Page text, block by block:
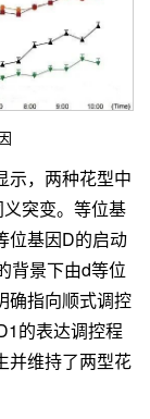
示，两种花型中
突变。等位基
位基因D的启动
背景下由d等位
确指向顺式调控
的表达调控程
并维持了两型花